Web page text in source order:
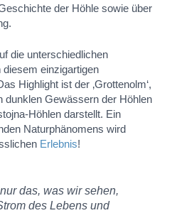
der Höhle sowie über
die unterschiedlichen
diesem einzigartigen
Highlight ist der ‚Grottenolm‘,
dunklen Gewässern der Höhlen
Höhlen darstellt. Ein
Naturphänomens wird
Erlebnis!
das, was wir sehen,
des Lebens und